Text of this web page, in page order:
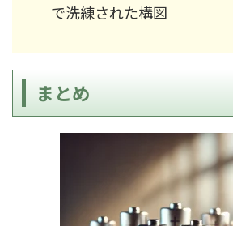
で洗練された構図
まとめ